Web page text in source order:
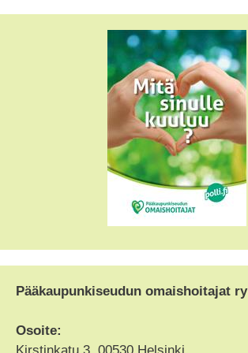
Pääkaupunkiseudun omaishoitajat ry
Osoite: